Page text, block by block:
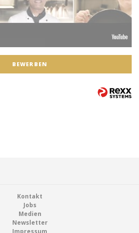
BEWERBEN
Kontakt
Jobs
Medien
Newsletter
Impressum